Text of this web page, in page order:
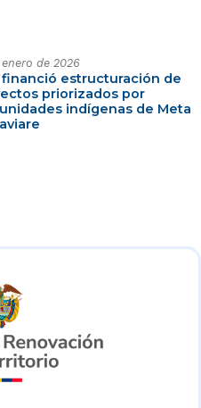
enero de 2026
financió estructuración de
priorizados por
indígenas de Meta